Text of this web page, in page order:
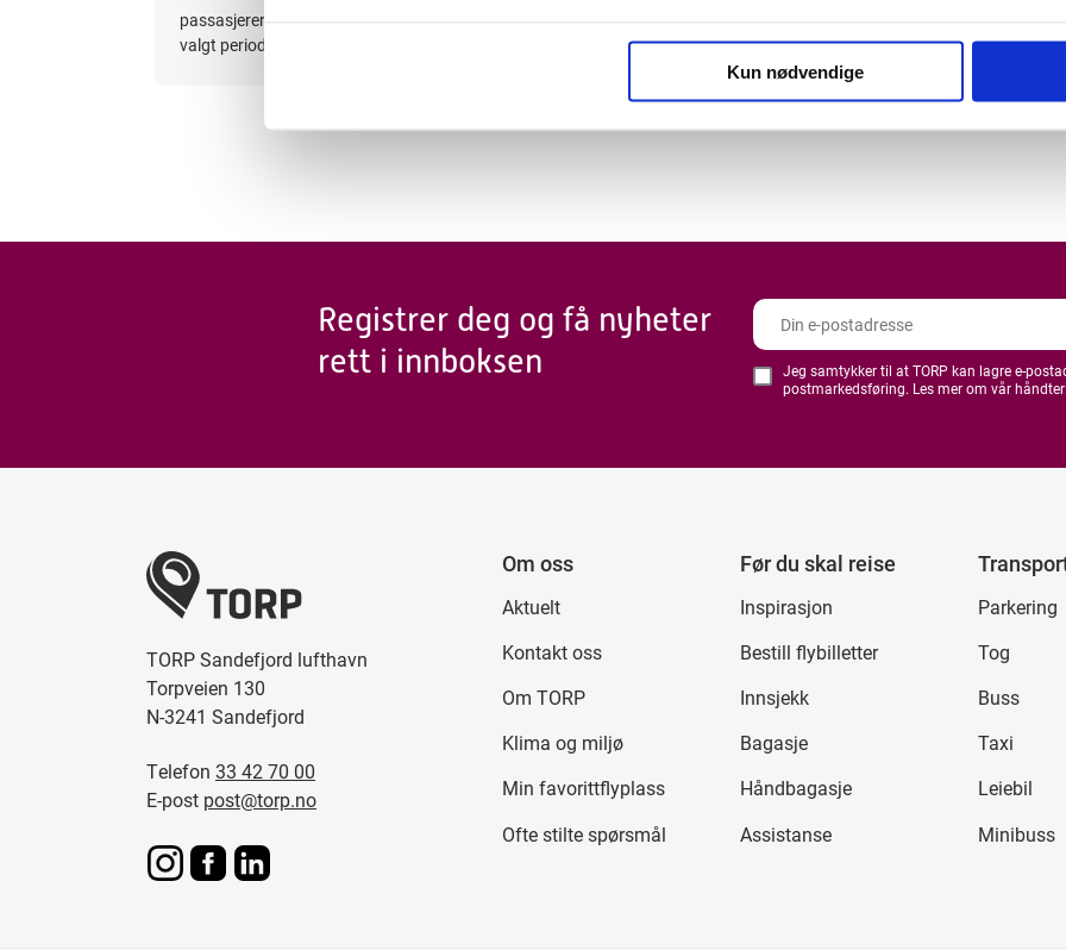
Kun nødvendige
passasjerer har reist fra TORP i
valgt periode
måned i valgt periode
siden 2007
Registrer deg og få nyheter
rett i innboksen
Jeg samtykker til at TORP kan lagre e-
postmarkedsføring. Les mer om vår
TORP Sandefjord lufthavn
Torpveien 130
N-3241 Sandefjord
Telefon 33 42 70 00
E-post post@torp.no
Om oss
Aktuelt
Kontakt oss
Om TORP
Klima og miljø
Min favorittflyplass
Ofte stilte spørsmål
Før du skal reise
Inspirasjon
Bestill flybilletter
Innsjekk
Bagasje
Håndbagasje
Assistanse
Parkering
Tog
Buss
Taxi
Leiebil
Minibuss